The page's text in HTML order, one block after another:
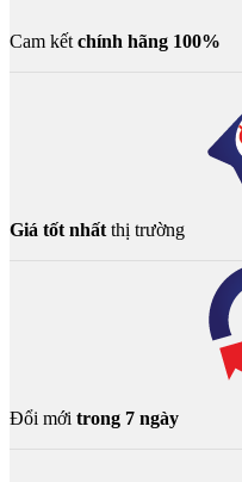
Cam kết chính hãng 100%
Giá tốt nhất thị trường
Đổi mới trong 7 ngày